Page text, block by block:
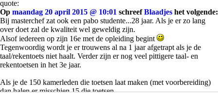
quote:
Op maandag 20 april 2015 @ 10:01 schreefBlaadjes het volgende:
Bij masterchef zat ook een pabo studente...28 jaar. Als je er zo lang
over doet zal de kwaliteit wel geweldig zijn.
Alsof iedereen op zijn 16e met de opleiding begint
Tegenwoordig wordt je er trouwens al na 1 jaar afgetrapt als je de
taal/rekentoets niet haalt. Verder zijn er nog veel pittigere taal- en
rekentoetsen in het 3e jaar.
Als je de 150 kamerleden die toetsen laat maken (met voorbereiding)
dan halen er misschien 15 die toetsen.